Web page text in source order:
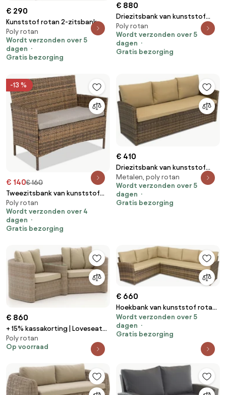
€ 290
Kunststof rotan 2-zitsbank
Roma Garden Point grijs
Poly rotan
Wordt verzonden over 5
dagen
Gratis bezorging
€ 880
Driezitsbank van kunststof
rotan Toledo Garden Point
cappuccino
Poly rotan
Wordt verzonden over 5
dagen
Gratis bezorging
-13 %
€ 140€ 160
Tweezitsbank van kunststof
rotan Calabria Premium Garden
Point bruin
Poly rotan
Wordt verzonden over 4
dagen
Gratis bezorging
€ 410
Driezitsbank van kunststof
rotan Monaco Garden Point
bruin
Metalen, poly rotan
Wordt verzonden over 5
dagen
Gratis bezorging
€ 860
+ 15% kassakorting | Loveseat
Tuin Intenso | Wicker
(vlechtwerk) | 2 personen |
kussens | Kees Smit
Tuinmeubelen
Poly rotan
Op voorraad
€ 660
Hoekbank van kunststof rotan
voor terras Monaco Garden
Point bruine
Wordt verzonden over 5
dagen
Gratis bezorging